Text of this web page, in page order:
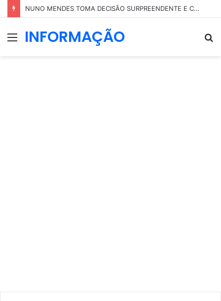
NUNO MENDES TOMA DECISÃO SURPREENDENTE E COLOCA PARTE DO SEU PATRIMÓNIO EM NOME DA MÃE
MenuINFORMAÇÃO